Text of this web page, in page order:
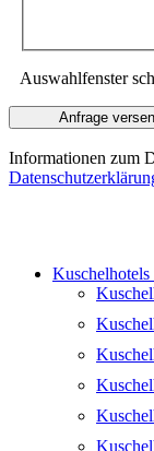
Auswahlfenster
Informationen zum
Kuschelhotels